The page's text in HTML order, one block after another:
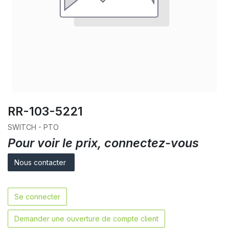
RR-103-5221
SWITCH - PTO
Pour voir le prix, connectez-vous
Nous contacter
Se connecter
Demander une ouverture de compte client